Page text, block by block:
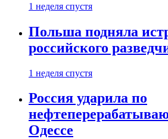
1 неделя спустя
Польша подняла
российского
1 неделя спустя
Россия ударила по
Одессе